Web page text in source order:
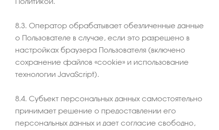
8.3. Оператор обрабатывает обезличенные данные
о Пользователе в случае, если это разрешено в
настройках браузера Пользователя (включено
сохранение файлов «cookie» и использование
технологии JavaScript).
8.4. Субъект персональных данных самостоятельно
принимает решение о предоставлении его
персональных данных и дает согласие свободно,